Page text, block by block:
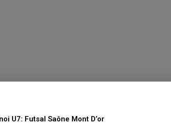
U7: Futsal Saône Mont D’or